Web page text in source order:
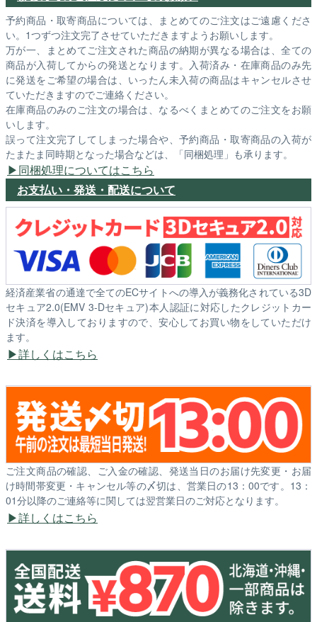
予約商品・取寄商品については、まとめてのご注文はご遠慮くださ
い。1つずつ注文完了させていただきますようお願いします。
万が一、まとめてご注文された商品の納期が異なる場合は、全ての
商品が入荷してからの発送となります。入荷済み・在庫商品のみ先
に発送をご希望の場合は、いったん未入荷の商品はキャンセルさせ
ていただきますのでご連絡ください。
在庫商品のみのご注文の場合は、なるべくまとめてのご注文をお願
いします。
誤って注文完了してしまった場合や、予約商品・取寄商品の入荷が
たまたま同時期となった場合などは、「同梱処理」も承ります。
同梱処理についてはこちら
お支払い・発送・配送について
経済産業省の通達で全てのECサイトへの導入が義務化されている3D
セキュア2.0(EMV 3-Dセキュア)本人認証に対応したクレジットカー
ド決済を導入しておりますので、安心してお買い物をしていただけ
ます。
詳しくはこちら
ご注文商品の確認、ご入金の確認、発送当日のお届け先変更・お届
け時間帯変更・キャンセル等の〆切は、営業日の13：00です。13：
01分以降のご連絡等に関しては翌営業日のご対応となります。
詳しくはこちら